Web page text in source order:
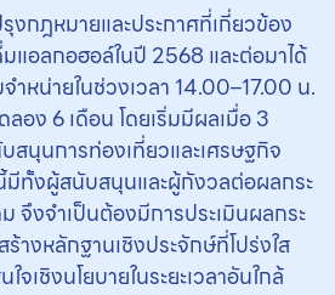
งกฎหมายและประกาศที่เกี่ยวข้อง
แอลกอฮอล์ในปี 2568 และต่อมาได้
หน่ายในช่วงเวลา 14.00–17.00 น.
อง 6 เดือน โดยเริ่มมีผลเมื่อ 3
นุนการท่องเที่ยวและเศรษฐกิจ
มีทั้งผู้สนับสนุนและผู้กังวลต่อผลกระ
จึงจำเป็นต้องมีการประเมินผลกระ
างหลักฐานเชิงประจักษ์ที่โปร่งใส
จเชิงนโยบายในระยะเวลาอันใกล้